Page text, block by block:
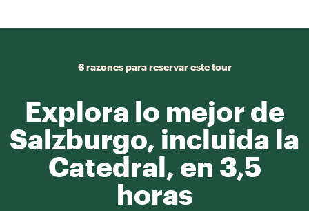
6 razones para reservar este tour
Explora lo mejor de
Salzburgo, incluida la
Catedral, en 3,5
horas